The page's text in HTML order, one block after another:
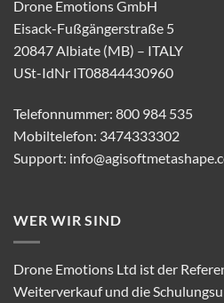
Drone Emotions GmbH
Eisack-Fußgängerstraße 5
20847 Albiate (MB) – ITALY
USt-IdNr IT08844430960
Telefonnummer: 800 984 535
Mobiltelefon: 3474333302
Support:
WER WIR SIND
Drone Emotions Ltd ist der
Weiterverkauf und die